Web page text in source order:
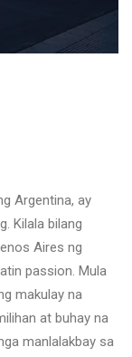
Argentina, ay
Kilala bilang
Aires ng
passion. Mula
makulay na
at buhay na
manlalakbay sa